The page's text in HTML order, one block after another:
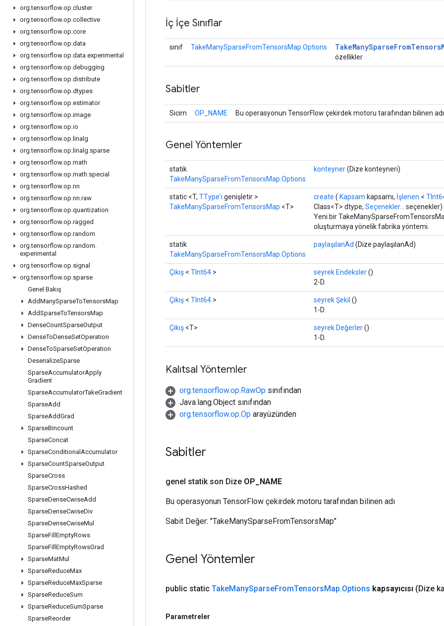
org.tensorflow.op.cluster
org.tensorflow.op.collective
org.tensorflow.op.core
org.tensorflow.op.data
org.tensorflow.op.data.experimental
org.tensorflow.op.debugging
org.tensorflow.op.distribute
org.tensorflow.op.dtypes
org.tensorflow.op.estimator
org.tensorflow.op.image
org.tensorflow.op.io
org.tensorflow.op. linalg
org.tensorflow.op. linalg.sparse
org.tensorflow.op.math
org.tensorflow.op.math.special
org.tensorflow.op.nn
org.tensorflow.op.nn.raw
org.tensorflow.op.quantization
org.tensorflow.op.ragged
org.tensorflow.op.random
org.tensorflow.op.random.
experimental
org.tensorflow.op.signal
org.tensorflow.op.sparse
Genel Bakış
AddManySparseToTensorsMap
AddSparseToTensorsMap
DenseCountSparseOutput
DenseToDenseSetOperation
DenseToSparseSetOperation
DeserializeSparse
SparseAccumulatorApply
Gradient
SparseAccumulatorTakeGradient
SparseAdd
SparseAddGrad
SparseBincount
SparseConcat
SparseConditional Accumulator
SparseCountSparseOutput
SparseCross
SparseCrossHashed
SparseDenseCwiseAdd
SparseDenseCwiseDiv
SparseDenseCwiseMul
SparseFill EmptyRows
SparseFill EmptyRowsGrad
SparseMatMul
SparseReduceMax
SparseReduceMaxSparse
SparseReduceSum
SparseReduceSumSparse
SparseReorder
İç İçe Sınıflar
sınıf TakeManySparseFromTensorsMap.Options TakeManySparseFromTensors
özellikler
Sabitler
Sicim OP_NAME Bu operasyonun TensorFlow çekirdek motoru tarafından bilinen adı
Genel Yöntemler
statik
TakeManySparseFromTensorsMap.Options
konteyner(Dize konteyneri)
static <T, TType'ı genişletir >
TakeManySparseFromTensorsMap <T>
create ( Kapsam kapsamı, İşlenen <
Class<T> dtype, Seçenekler...
seçenekler)
Yeni bir
oluşturmaya yönelik fabrika yöntemi.
statik
TakeManySparseFromTensorsMap.Options
paylaşılanAd (Dize paylaşılanAd)
Çıkış < TInt64 > seyrek Endeksler()
2-D.
Çıkış < TInt64 > seyrek Şekil ()
1-D.
Çıkış <T> seyrek Değerler()
1-D.
Kalıtsal Yöntemler
org.tensorflow.op.RawOp sınıfından
Java.lang.Object sınıfından
org.tensorflow.op.Op arayüzünden
Sabitler
genel statik son Dize OP NAME
Bu operasyonun TensorFlow çekirdek motoru tarafından bilinen adı
Sabit Değer: "TakeManySparseFromTensorsMap"
Genel Yöntemler
public static TakeManySparseFromTensorsMap.Options kapsayıcısı (Dize
Parametreler